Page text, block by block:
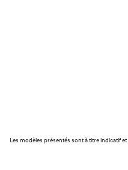
Les modèles présentés sont à titre indicatif